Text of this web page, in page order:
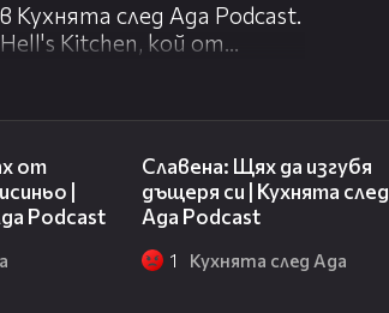
след Ада Podcast.
Kitchen, кой от
защо Елизабет е жена
на KARE. И
от
|
Podcast
Славена: Щях да изгубя
дъщеря си | Кухнята след
Ада Podcast
1 Кухнята след Ада